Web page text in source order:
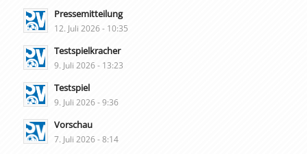
Pressemitteilung
12. Juli 2026 - 10:35
Testspielkracher
9. Juli 2026 - 13:23
Testspiel
9. Juli 2026 - 9:36
Vorschau
7. Juli 2026 - 8:14